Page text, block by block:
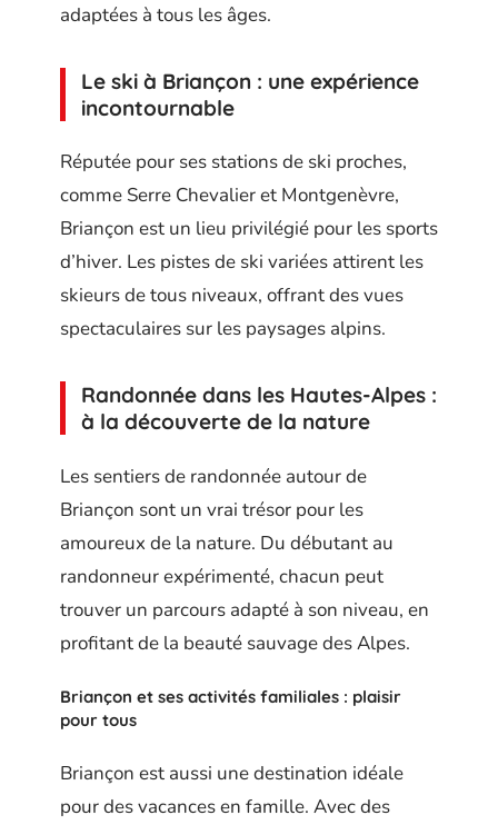
adaptées à tous les âges.
Le ski à Briançon : une expérience
incontournable
Réputée pour ses stations de ski proches,
comme Serre Chevalier et Montgenèvre,
Briançon est un lieu privilégié pour les sports
d’hiver. Les pistes de ski variées attirent les
skieurs de tous niveaux, offrant des vues
spectaculaires sur les paysages alpins.
Randonnée dans les Hautes-Alpes :
à la découverte de la nature
Les sentiers de randonnée autour de
Briançon sont un vrai trésor pour les
amoureux de la nature. Du débutant au
randonneur expérimenté, chacun peut
trouver un parcours adapté à son niveau, en
profitant de la beauté sauvage des Alpes.
Briançon et ses activités familiales : plaisir
pour tous
Briançon est aussi une destination idéale
pour des vacances en famille. Avec des